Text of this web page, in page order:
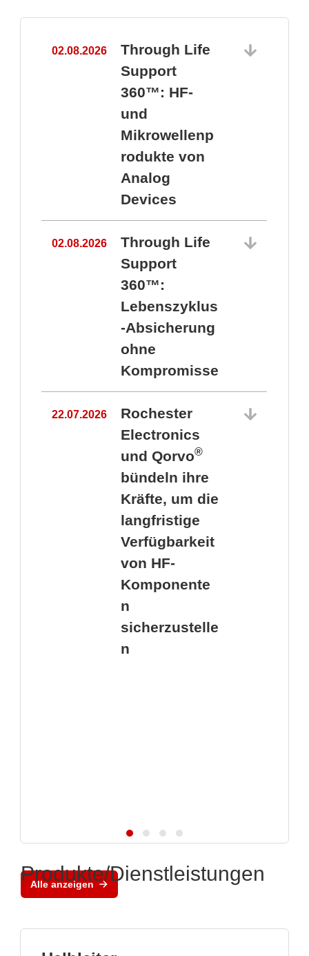
02.08.2026
Through Life
Support
360™: HF-
und
Mikrowellenp
rodukte von
Analog
Devices
02.08.2026
Through Life
Support
360™:
Lebenszyklus
-Absicherung
ohne
Kompromisse
22.07.2026
Rochester
Electronics
und Qorvo®
bündeln ihre
Kräfte, um die
langfristige
Verfügbarkeit
von HF-
Komponente
n
sicherzustelle
n
Alle anzeigen
Produkte/Dienstleistungen